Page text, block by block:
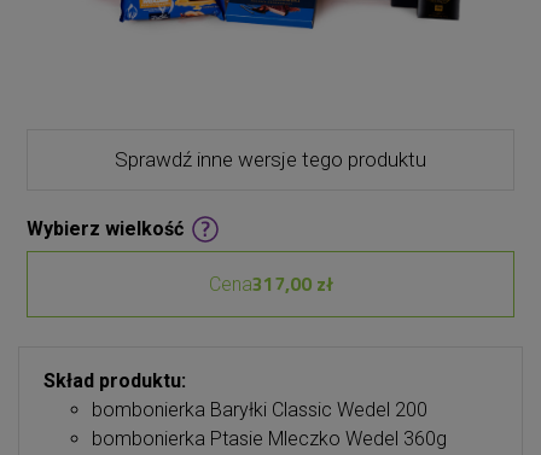
Sprawdź inne wersje tego produktu
Wybierz wielkość
Cena317,00 zł
Skład produktu:
bombonierka Baryłki Classic Wedel 200
bombonierka Ptasie Mleczko Wedel 360g